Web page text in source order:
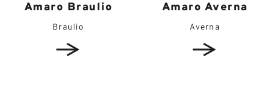
Amaro Braulio
Braulio
Amaro Averna
Averna